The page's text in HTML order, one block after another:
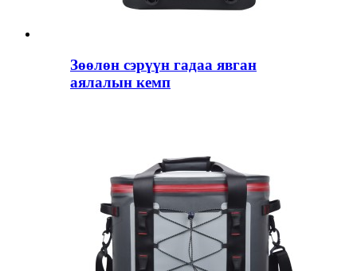
Зөөлөн сэрүүн гадаа явган
аялалын кемп